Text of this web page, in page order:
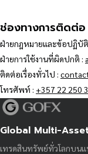
ช่องทางการติดต่อ
ฝ่ายกฎหมายและข้อปฏิบั
ฝ่ายการใช้งานที่ผิดปกติ :
ติดต่อเรื่องทั่วไป :
โทรศัพท์ : +357 22 250
Global Multi-
เทรดสินทรัพย์ทั่วโลกบน